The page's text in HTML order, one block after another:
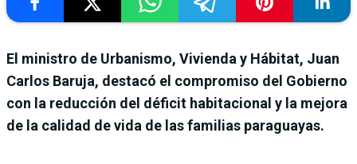
El ministro de Urbanismo, Vivienda y Hábitat, Juan
Carlos Baruja, destacó el compromiso del Gobierno
con la reducción del déficit habitacional y la mejora
de la calidad de vida de las familias paraguayas.